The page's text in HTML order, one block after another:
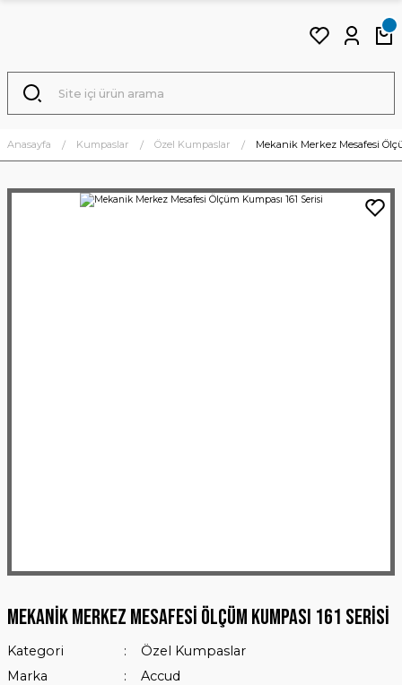
Anasayfa Kumpaslar Özel Kumpaslar Mekanik Merkez Mesafesi
Mekanik Merkez Mesafesi Ölçüm Kumpası 161 Serisi
Kategori
Özel Kumpaslar
Marka
Accud